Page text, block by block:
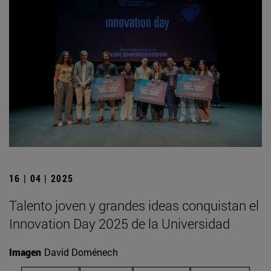
16 | 04 | 2025
Talento joven y grandes ideas conquistan el
Innovation Day 2025 de la Universidad
Imagen David Doménech